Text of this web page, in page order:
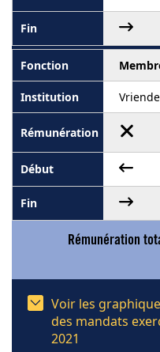
Rémunération
Voir les
des mandats
2021